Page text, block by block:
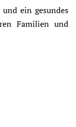
ein gesundes
Familien und